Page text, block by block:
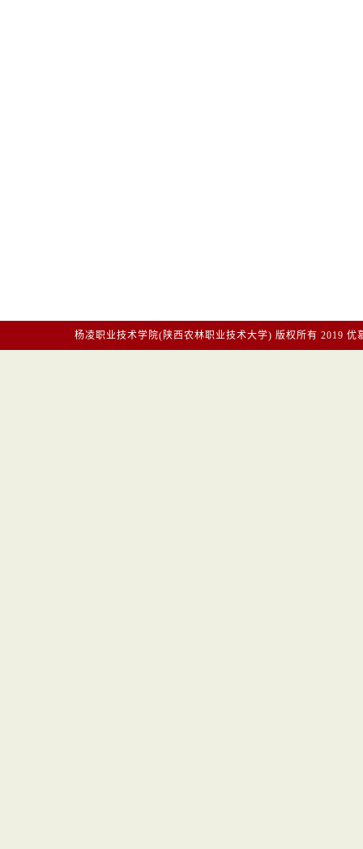
杨凌职业技术学院(陕西农林职业技术大学) 版权所有2019 优